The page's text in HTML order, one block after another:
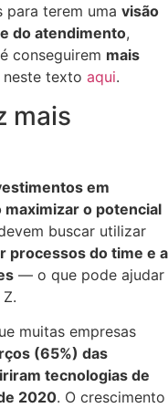
para terem uma visão
do atendimento,
conseguirem mais
texto aqui.
mais
em
o potencial
buscar utilizar
processos do time e a
— o que pode ajudar
muitas empresas
(65%) das
tecnologias de
2020. O crescimento